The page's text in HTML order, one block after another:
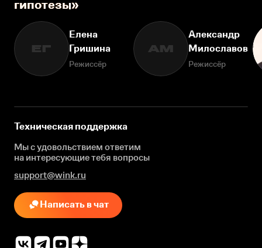
гипотезы»
ЕГ
Елена
Гришина
Режиссёр
АМ
Александр
Милославов
Режиссёр
Техническая поддержка
Мы с удовольствием ответим
на интересующиетебя вопросы
support@wink.ru
Написать в чат